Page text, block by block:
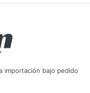
importación bajo pedido